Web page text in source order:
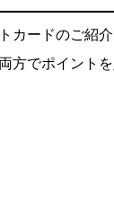
カードのご紹介
方でポイント